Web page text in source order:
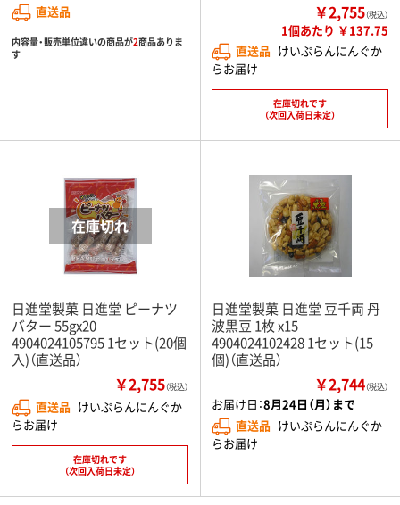
直送品
内容量・販売単位違いの商品が2商品ありま
す
￥2,755（税込）
1個あたり ￥137.75
直送品 けいぷらんにんぐか
らお届け
在庫切れです
（次回入荷日未定）
日進堂製菓 日進堂 ピーナツ
バター 55gx20
4904024105795 1セット(20個
入)（直送品）
￥2,755（税込）
直送品 けいぷらんにんぐか
らお届け
在庫切れです
（次回入荷日未定）
日進堂製菓 日進堂 豆千両 丹
波黒豆 1枚 x15
4904024102428 1セット(15
個)（直送品）
￥2,744（税込）
お届け日：8月24日（月）まで
直送品 けいぷらんにんぐか
らお届け